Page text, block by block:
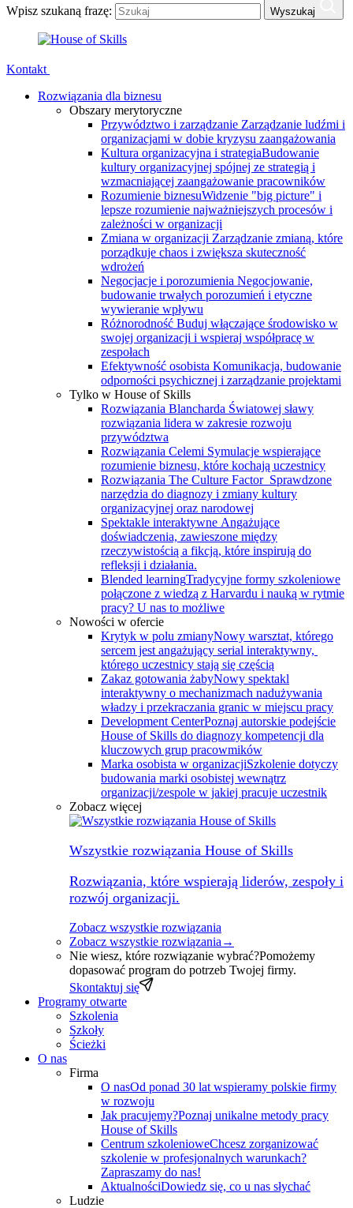
Wpisz szukaną frazę: Wyszukaj
Kontakt
Rozwiązania dla biznesu
Obszary merytoryczne
Przywództwo i zarządzanie Zarządzanie ludźmi i
organizacjami w dobie kryzysu zaangażowania
Kultura organizacyjna i strategiaBudowanie
kultury organizacyjnej spójnej ze strategią i
wzmacniającej zaangażowanie pracowników
Rozumienie biznesuWidzenie "big picture" i
lepsze rozumienie najważniejszych procesów i
zależności w organizacji
Zmiana w organizacji Zarządzanie zmianą, które
porządkuje chaos i zwiększa skuteczność
wdrożeń
Negocjacje i porozumienia Negocjowanie,
budowanie trwałych porozumień i etyczne
wywieranie wpływu
Różnorodność Buduj włączające środowisko w
swojej organizacji i wspieraj współpracę w
zespołach
Efektywność osobista Komunikacja, budowanie
odporności psychicznej i zarządzanie projektami
Tylko w House of Skills
Rozwiązania Blancharda Światowej sławy
rozwiązania lidera w zakresie rozwoju
przywództwa
Rozwiązania Celemi Symulacje wspierające
rozumienie biznesu, które kochają uczestnicy
Rozwiązania The Culture Factor Sprawdzone
narzędzia do diagnozy i zmiany kultury
organizacyjnej oraz narodowej
Spektakle interaktywne Angażujące
doświadczenia, zawieszone między
rzeczywistością a fikcją, które inspirują do
refleksji i działania.
Blended learningTradycyjne formy szkoleniowe
połączone z wiedzą z Harvardu i nauką w rytmie
pracy? U nas to możliwe
Nowości w ofercie
Krytyk w polu zmianyNowy warsztat, którego
sercem jest angażujący serial interaktywny, ​
którego uczestnicy stają się częścią
Zakaz gotowania żabyNowy spektakl
interaktywny o mechanizmach nadużywania
władzy i przekraczania granic w miejscu pracy
Development CenterPoznaj autorskie podejście
House of Skills do diagnozy kompetencji dla
kluczowych grup pracowmików
Marka osobista w organizacjiSzkolenie dotyczy
budowania marki osobistej wewnątrz
organizacji/zespole w jakiej pracuje uczestnik
Zobacz więcej
Wszystkie rozwiązania House of Skills
Rozwiązania, które wspierają liderów, zespoły i
rozwój organizacji.
Zobacz wszystkie rozwiązania
Zobacz wszystkie rozwiązania →
Nie wiesz, które rozwiązanie wybrać?Pomożemy
dopasować program do potrzeb Twojej firmy.
Skontaktuj się
Programy otwarte
Szkolenia
Szkoły
Ścieżki
O nas
Firma
O nasOd ponad 30 lat wspieramy polskie firmy
w rozwoju
Jak pracujemy?Poznaj unikalne metody pracy
House of Skills
Centrum szkolenioweChcesz zorganizować
szkolenie w profesjonalnych warunkach?
Zapraszamy do nas!
AktualnościDowiedz się, co u nas słychać
Ludzie